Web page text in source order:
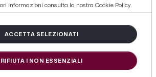
realtà pallavolistica
& Angels'. Giocherà
serie D femminile, U16
informazioni consulta la nostra Cookie Policy.
ACCETTA SELEZIONATI
RIFIUTA I NON ESSENZIALI